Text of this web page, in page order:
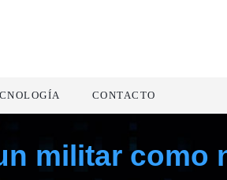
CONTACTO
militar como